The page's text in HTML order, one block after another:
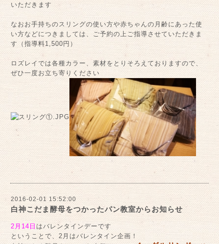
いただきます
なおお手持ちのスリングの使い方や赤ちゃんの月齢にあった使
い方などにつきましては、ご予約の上ご指導させていただきま
す（指導料1,500円）
ロズレイでは各種カラー、素材をとりそろえておりますので、
ぜひ一度お立ち寄りください
2016-02-01 15:52:00
白神こだま酵母をつかったパン教室からお知らせ
2月14日 はバレンタインデーです
ということで、2月はバレンタイン企画！